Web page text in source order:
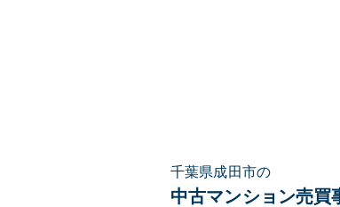
千葉県成田市の
中古マンション売買